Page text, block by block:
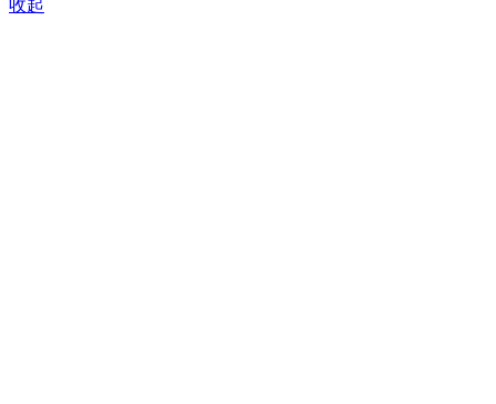
收起